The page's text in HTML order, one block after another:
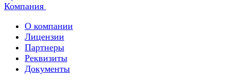
Компания
О компании
Лицензии
Партнеры
Реквизиты
Документы